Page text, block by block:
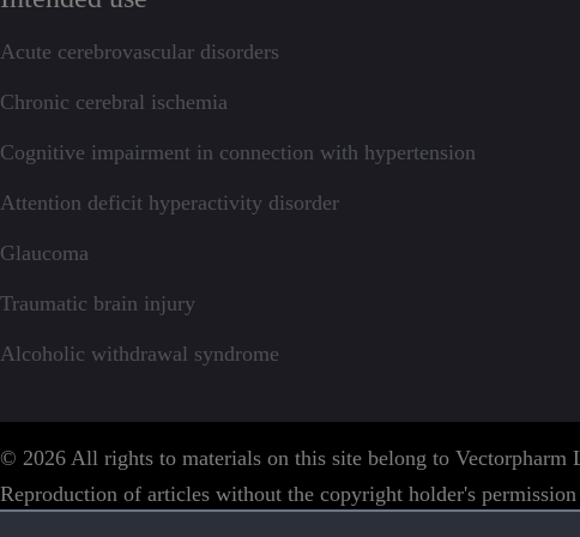
Acute cerebrovascular disorders
Chronic cerebral ischemia
Cognitive impairment in connection with hypertension
Attention deficit hyperactivity disorder
Glaucoma
Traumatic brain injury
Alcoholic withdrawal syndrome
© 2026 All rights to materials on this site belong to Vectorpharm
Reproduction of articles without the copyright holder's